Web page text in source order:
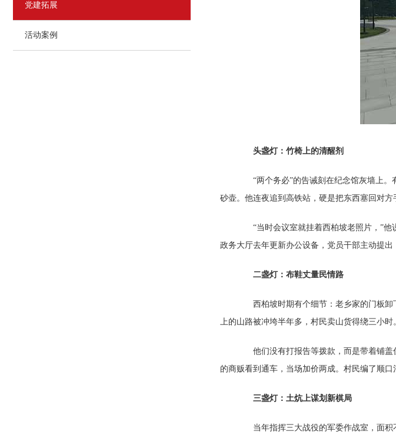
党建拓展
活动案例
头盏灯：竹椅上的清醒剂
“两个务必”的告诫刻在纪念馆灰墙上。
砂壶。他连夜追到高铁站，硬是把东西塞回对方
“当时会议室就挂着西柏坡老照片，”他
政务大厅去年更新办公设备，党员干部主动提
二盏灯：布鞋丈量民情路
西柏坡时期有个细节：老乡家的门板卸
上的山路被冲垮半年多，村民卖山货得绕三小时
他们没有打报告等拨款，而是带着铺盖
的商贩看到通车，当场加价两成。村民编了顺
三盏灯：土炕上谋划新棋局
当年指挥三大战役的军委作战室，面积